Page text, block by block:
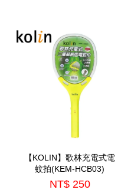
【KOLIN】歌林充電式電
蚊拍(KEM-HCB03)
NT$ 250